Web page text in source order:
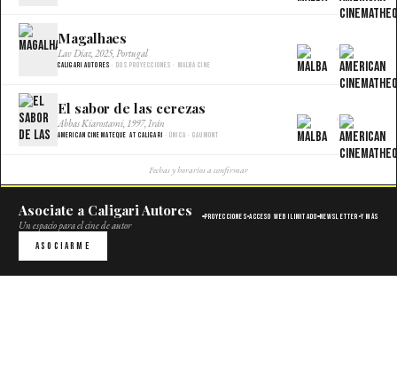
Magalhaes
Lav Diaz, 2025, Portugal
Caligari Autores · Dos proyecciones · Malba Cine
×
El sabor de las cerezas
Abbas Kiarostami, 1997, Irán
American Cinemateque at Caligari · Única · Gaumont
×
Fechas y horarios a confirmar
Asociate a Caligari Autores
Un espacio para el cine de autor
Proyecciones Acceso web ilimitado Newsletter Y más
Asociarme